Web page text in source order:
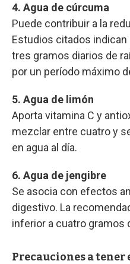
4. Agua de cúrcuma
Puede contribuir a la
Estudios citados
tres gramos diarios de
por un período máximo
5. Agua de limón
Aporta vitamina C y
mezclar entre cuatro y
en agua al día.
6. Agua de jengibre
Se asocia con efectos
digestivo. La
inferior a cuatro gramos
Precauciones a tener